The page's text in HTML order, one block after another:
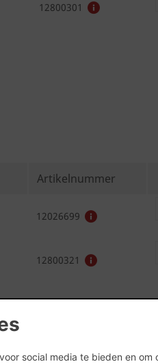
social media te bieden en om
12800301
Artikelnummer
12026699
12800321